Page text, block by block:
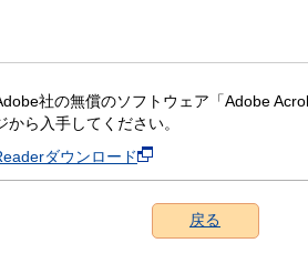
社の無償のソフトウェア「Adobe
から入手してください。
ダウンロード
戻る